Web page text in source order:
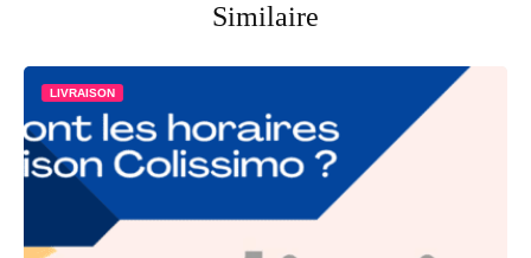
Similaire
LIVRAISON